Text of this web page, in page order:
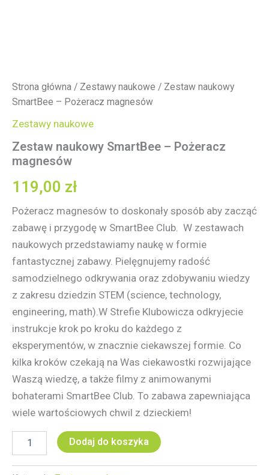
Strona główna / Zestawy naukowe / Zestaw naukowy
SmartBee – Pożeracz magnesów
Zestawy naukowe
Zestaw naukowy SmartBee – Pożeracz
magnesów
119,00 zł
Pożeracz magnesów to doskonały sposób aby zacząć
zabawę i przygodę w SmartBee Club. W zestawach
naukowych przedstawiamy naukę w formie
fantastycznej zabawy. Pielęgnujemy radość
samodzielnego odkrywania oraz zdobywaniu wiedzy
z zakresu dziedzin STEM (science, technology,
engineering, math).W Strefie Klubowicza odkryjecie
instrukcje krok po kroku do każdego z
eksperymentów, w znacznie ciekawszej formie. Co
kilka kroków czekają na Was ciekawostki rozwijające
Waszą wiedzę, a także filmy z animowanymi
bohaterami SmartBee Club. To zabawa zapewniająca
wiele wartościowych chwil z dzieckiem!
Dodaj do koszyka